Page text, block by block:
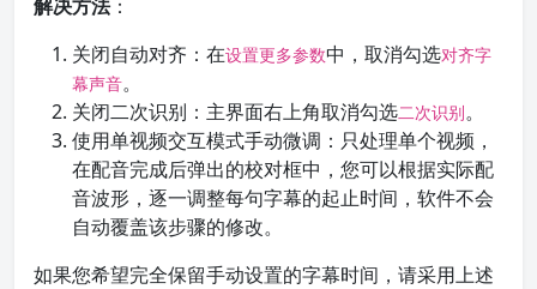
解决方法：
关闭自动对齐：在设置更多参数中，取消勾选对齐字
幕声音。
关闭二次识别：主界面右上角取消勾选二次识别 。
使用单视频交互模式手动微调：只处理单个视频，
在配音完成后弹出的校对框中，您可以根据实际配
音波形，逐一调整每句字幕的起止时间，软件不会
自动覆盖该步骤的修改。
如果您希望完全保留手动设置的字幕时间，请采用上述